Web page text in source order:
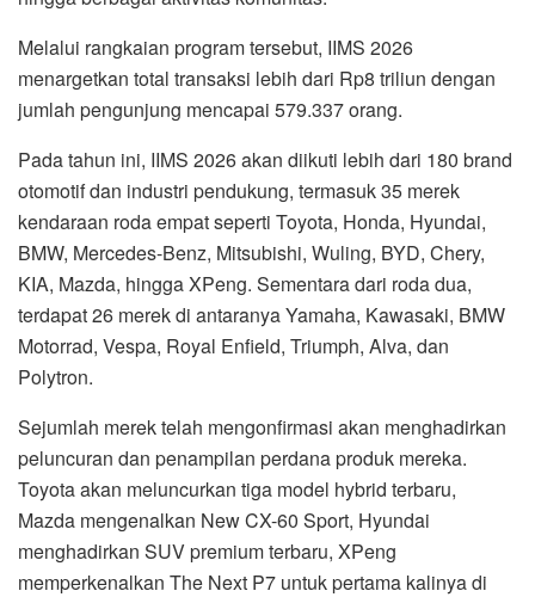
Melalui rangkaian program tersebut, IIMS 2026
menargetkan total transaksi lebih dari Rp8 triliun dengan
jumlah pengunjung mencapai 579.337 orang.
Pada tahun ini, IIMS 2026 akan diikuti lebih dari 180 brand
otomotif dan industri pendukung, termasuk 35 merek
kendaraan roda empat seperti Toyota, Honda, Hyundai,
BMW, Mercedes-Benz, Mitsubishi, Wuling, BYD, Chery,
KIA, Mazda, hingga XPeng. Sementara dari roda dua,
terdapat 26 merek di antaranya Yamaha, Kawasaki, BMW
Motorrad, Vespa, Royal Enfield, Triumph, Alva, dan
Polytron.
Sejumlah merek telah mengonfirmasi akan menghadirkan
peluncuran dan penampilan perdana produk mereka.
Toyota akan meluncurkan tiga model hybrid terbaru,
Mazda mengenalkan New CX-60 Sport, Hyundai
menghadirkan SUV premium terbaru, XPeng
memperkenalkan The Next P7 untuk pertama kalinya di